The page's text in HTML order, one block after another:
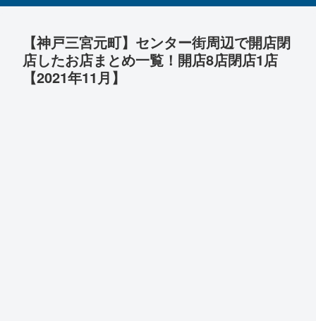
【神戸三宮元町】センター街周辺で開店閉
店したお店まとめ一覧！開店8店閉店1店
【2021年11月】